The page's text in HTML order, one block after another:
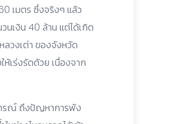
เมตร ซึ่งจริงๆ แล้ว
นเงิน 40 ล้าน แต่ได้เกิด
ลวงเต่า ของจังหวัด
ห้เร่งรัดด้วย เนื่องจาก
กรณ์ ถึงปัญหาการพัง